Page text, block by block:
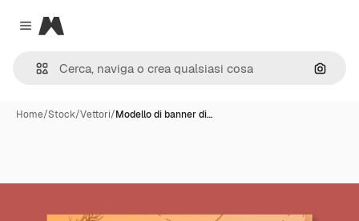
Close menu
Magnific
Cerca
Home/Stock/Vettori/Modello di banner di…